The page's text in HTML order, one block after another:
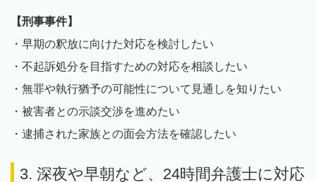
【刑事事件】
・早期の釈放に向けた対応を検討したい
・不起訴処分を目指すための対応を相談したい
・無罪や執行猶予の可能性について見通しを知りたい
・被害者との示談交渉を進めたい
・逮捕された家族との面会方法を確認したい
3. 深夜や早朝など、24時間弁護士に対応